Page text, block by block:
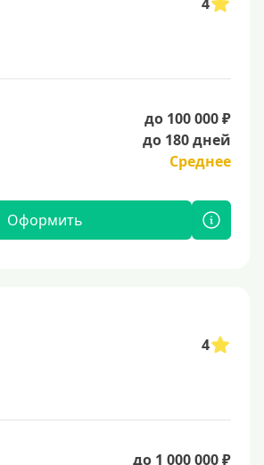
до 100 000 ₽
до 180 дней
Среднее
Оформить
4
до 1 000 000 ₽